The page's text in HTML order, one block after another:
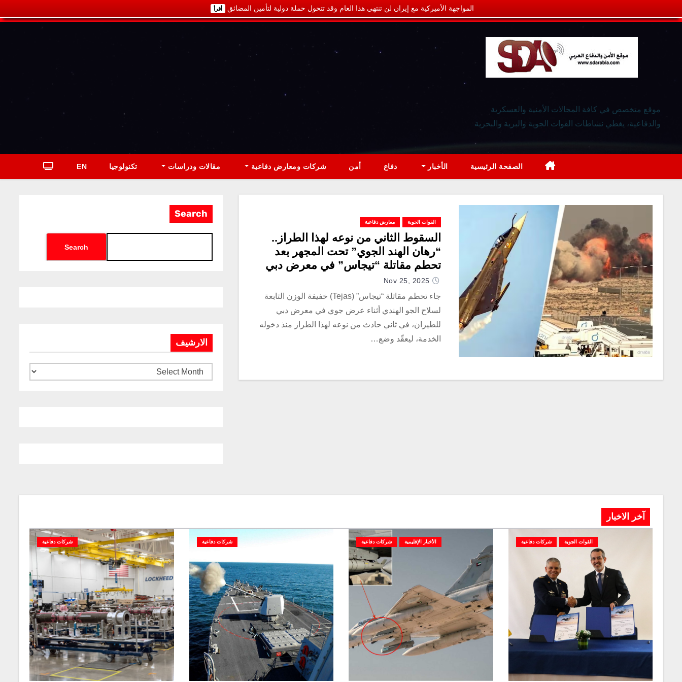
المواجهة الأميركية مع إيران لن تنتهي هذا العام وقد تتحول حملة دولية لتأمين المضائق أقرأ
موقع متخصص في كافة المجالات الأمنية والعسكرية
والدفاعية، يغطي نشاطات القوات الجوية والبرية والبحرية
الصفحة الرئيسية الأخبار دفاع أمن شركات ومعارض دفاعية مقالات ودراسات تكنولوجيا EN
القوات الجوية معارض دفاعية
السقوط الثاني من نوعه لهذا الطراز..
“رهان الهند الجوي” تحت المجهر بعد
تحطم مقاتلة “تيجاس” في معرض دبي
للطيران
Nov 25, 2025
جاء تحطم مقاتلة “تيجاس” (Tejas) خفيفة الوزن التابعة
لسلاح الجو الهندي أثناء عرض جوي في معرض دبي
للطيران، في ثاني حادث من نوعه لهذا الطراز منذ دخوله
الخدمة، ليعقّد وضع…
Search
Search
الارشيف
آخر الاخبار
القوات الجوية شركات دفاعية الأخبار الإقليمية شركات دفاعية شركات دفاعية شركات دفاعية